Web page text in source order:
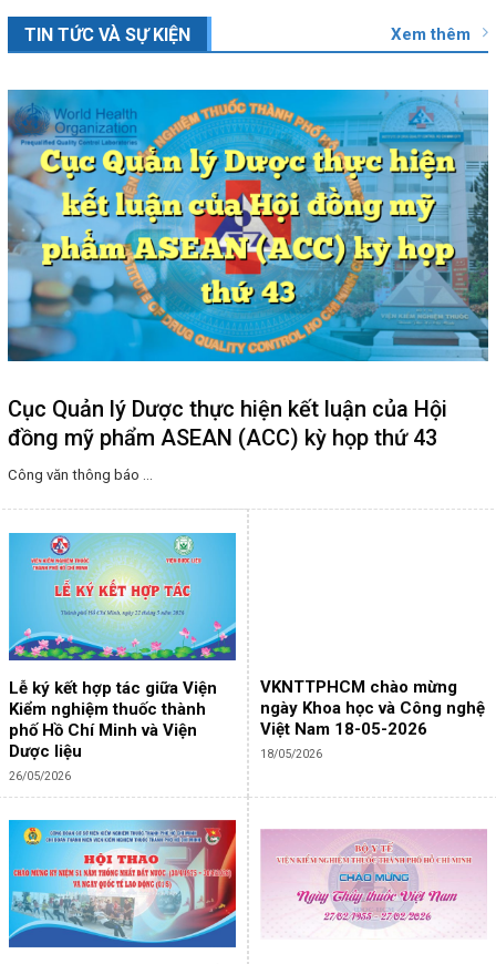
TIN TỨC VÀ SỰ KIỆN Xem thêm
Cục Quản lý Dược thực hiện kết luận của Hội
đồng mỹ phẩm ASEAN (ACC) kỳ họp thứ 43
Công văn thông báo ...
Lễ ký kết hợp tác giữa Viện
Kiểm nghiệm thuốc thành
phố Hồ Chí Minh và Viện
Dược liệu
26/05/2026
VKNTTPHCM chào mừng
ngày Khoa học và Công nghệ
Việt Nam 18-05-2026
18/05/2026